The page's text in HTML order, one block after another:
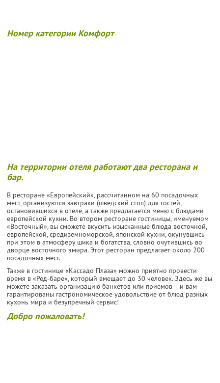
Номер категории Комфорт
На территории отеля работают два ресторана и
бар.
В ресторане «Европейский», рассчитанном на 60 посадочных
мест, организуются завтраки (шведский стол) для гостей,
остановившихся в отеле, а также предлагается меню с блюдами
европейской кухни. Во втором ресторане гостиницы, именуемом
«Восточный», вы сможете вкусить изысканные блюда восточной,
европейской, средиземноморской, японской кухни, окунувшись
при этом в атмосферу шика и богатства, словно очутившись во
дворце восточного эмира. Этот ресторан предлагает около 200
посадочных мест.
Также в гостинице «Кассадо Плаза» можно приятно провести
время в «Ред-баре», который вмещает до 30 человек. Здесь же вы
можете заказать организацию банкетов или приемов – и вам
гарантированы гастрономическое удовольствие от блюд разных
кухонь мира и безупречный сервис!
Добро пожаловать!